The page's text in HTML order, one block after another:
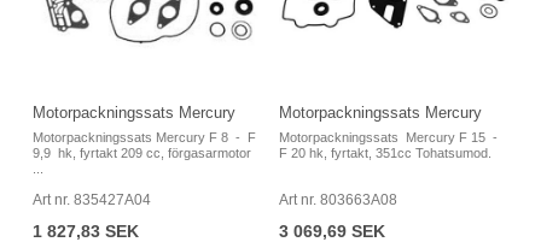
Motorpackningssats Mercury
Motorpackningssats Mercury F 8 - F
9,9 hk, fyrtakt 209 cc, förgasarmotor
Art nr. 835427A04
1 827,83 SEK
Motorpackningssats Mercury
Motorpackningssats Mercury F 15 -
F 20 hk, fyrtakt, 351cc Tohatsumod.
Art nr. 803663A08
3 069,69 SEK